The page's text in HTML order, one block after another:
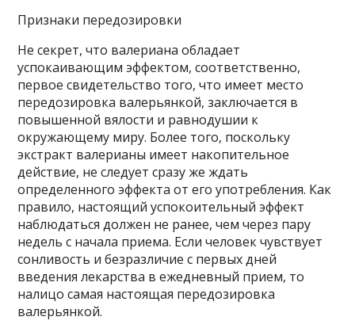
Признаки передозировки
Не секрет, что валериана обладает
успокаивающим эффектом, соответственно,
первое свидетельство того, что имеет место
передозировка валерьянкой, заключается в
повышенной вялости и равнодушии к
окружающему миру. Более того, поскольку
экстракт валерианы имеет накопительное
действие, не следует сразу же ждать
определенного эффекта от его употребления. Как
правило, настоящий успокоительный эффект
наблюдаться должен не ранее, чем через пару
недель с начала приема. Если человек чувствует
сонливость и безразличие с первых дней
введения лекарства в ежедневный прием, то
налицо самая настоящая передозировка
валерьянкой.